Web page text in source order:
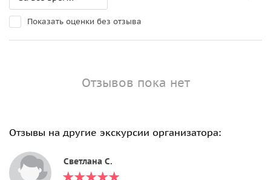
Показать оценки без отзыва
Отзывов пока нет
Отзывы на другие экскурсии организатора:
Светлана С.